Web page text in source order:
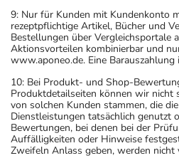
9: Nur für Kunden mit Kundenkonto
rezeptpflichtige Artikel, Bücher und
Bestellungen über Vergleichsportale
Aktionsvorteilen kombinierbar und
www.aponeo.de. Eine
10: Bei Produkt- und Shop-
Produktdetailseiten können wir nicht
von solchen Kunden stammen, die
Dienstleistungen tatsächlich genutzt
Bewertungen, bei denen bei der
Auffälligkeiten oder Hinweise
Zweifeln Anlass geben, werden